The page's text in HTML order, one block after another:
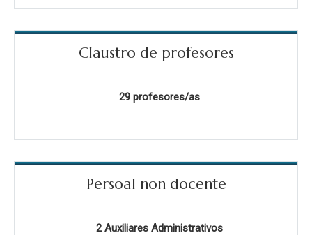
Claustro de profesores
29 profesores/as
Persoal non docente
2 Auxiliares Administrativos